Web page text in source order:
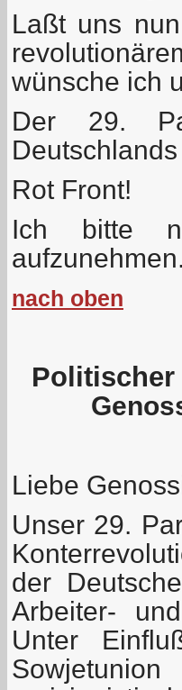
Laßt uns
wünsche ich
Der 29.
Rot Front!
Ich bitte
aufzunehmen.
nach oben
Politischer
Liebe
Unser 29.
der
Arbeiter-
Unter